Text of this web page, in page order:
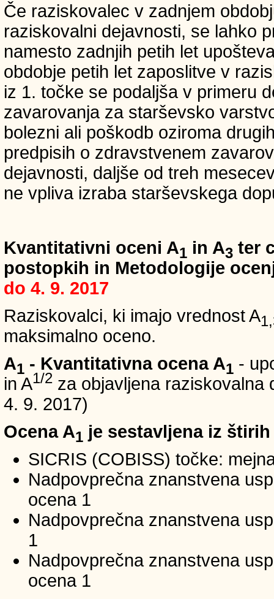
Če raziskovalec v zadnjem
raziskovalni dejavnosti, se lahko
namesto zadnjih petih let
obdobje petih let zaposlitve v
iz 1. točke se podaljša v primeru
zavarovanja za starševsko
bolezni ali poškodb oziroma
predpisih o zdravstvenem
dejavnosti, daljše od treh
ne vpliva izraba starševskega
Kvantitativni oceni A1 in A3 ter
postopkih in Metodologije
do 4. 9. 2017
Raziskovalci, ki imajo vrednost A
maksimalno oceno.
A1 - Kvantitativna ocena A1 -
in A1/2 za objavljena raziskovalna
4. 9. 2017)
Ocena A1 je sestavljena iz
SICRIS (COBISS) točke:
Nadpovprečna znanstvena
ocena 1
Nadpovprečna znanstvena
1
Nadpovprečna znanstvena
ocena 1